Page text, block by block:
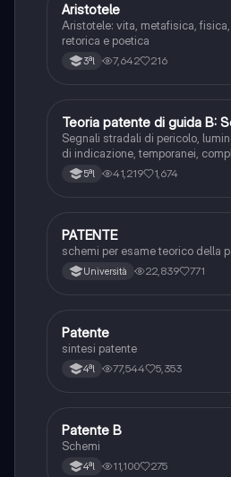
Filosofia
Aristotele
Aristotele: vita, metafisica, fisica,
retorica e poetica
3ªl 7,642 216
Ed. civ.
Teoria patente di guida B:
Segnali stradali di pericolo,
di indicazione, temporanei,
integrativi, segnaletica
agenti del traffico, distanza di
5ªl 41,219 1,674
Altro
PATENTE
schemi per esame teorico della
Università 22,839 771
Altro
Patente
sintesi patente
4ªl 77,544 5,353
Altro
Patente B
Schemi
4ªl 11,100 275